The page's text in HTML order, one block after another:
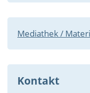
Mediathek /
Kontakt